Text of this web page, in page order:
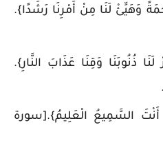
وَهَيِّئْ لَنَا مِنْ أَمْرِنَا رَشَدًا}.
لَنَا ذُنُوبَنَا وَقِنَا عَذَابَ النَّارِ}.
أَنْتَ السَّمِيعُ الْعَلِيمُ}.[سورة